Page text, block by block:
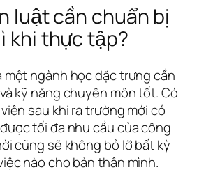
luật cần chuẩn bị
khi thực tập?
một ngành học đặc trưng cần
kỹ năng chuyên môn tốt. Có
sau khi ra trường mới có
tối đa nhu cầu của công
cũng sẽ không bỏ lỡ bất kỳ
nào cho bản thân mình.